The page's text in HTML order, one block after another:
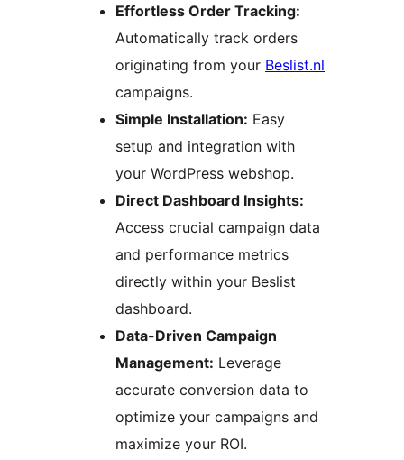
Effortless Order Tracking:
Automatically track orders
originating from your Beslist.nl
campaigns.
Simple Installation:
setup and integration with
your WordPress webshop.
Direct Dashboard Insights:
Access crucial campaign data
and performance metrics
directly within your Beslist
dashboard.
Data-Driven Campaign
Management: Leverage
accurate conversion data to
optimize your campaigns and
maximize your ROI.